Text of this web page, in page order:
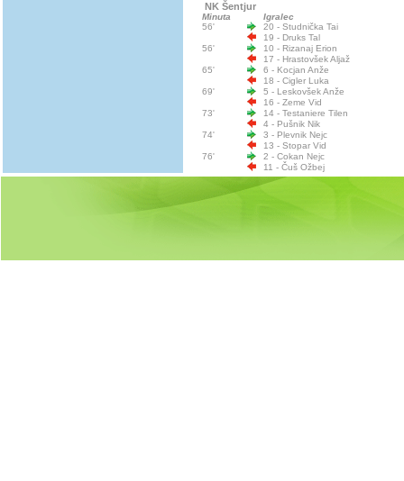
NK Šentjur
Minuta
Igralec
56'
20 - Studnička Tai
19 - Druks Tal
56'
10 - Rizanaj Erion
17 - Hrastovšek Aljaž
65'
6 - Kocjan Anže
18 - Cigler Luka
69'
5 - Leskovšek Anže
16 - Zeme Vid
73'
14 - Testaniere Tilen
4 - Pušnik Nik
74'
3 - Plevnik Nejc
13 - Stopar Vid
76'
2 - Cokan Nejc
11 - Čuš Ožbej